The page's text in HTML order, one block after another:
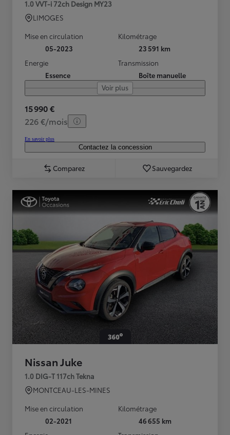
1.0 VVT-i 72ch Design MY23
LIMOGES
Mise en circulation
05-2023
Kilométrage
23 591 km
Energie
Essence
Transmission
Boîte manuelle
Voir plus
15 990 €
226 €/mois
En savoir plus
Contactez la concession
Comparez Sauvegardez
Nissan Juke
1.0 DIG-T 117ch Tekna
MONTCEAU-LES-MINES
Mise en circulation
02-2021
Kilométrage
46 655 km